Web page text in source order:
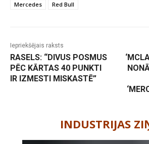
Mercedes
Red Bull
Iepriekšējais raksts
RASELS: “DIVUS POSMUS
PĒC KĀRTAS 40 PUNKTI
IR IZMESTI MISKASTĒ”
INDUSTRIJAS